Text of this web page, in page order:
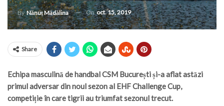
ByNănuț Mădălina On oct. 15, 2019
Share
Echipa masculină de handbal CSM București și-a aflat astăzi
primul adversar din noul sezon al EHF Challenge Cup,
competiție în care tigrii au triumfat sezonul trecut.